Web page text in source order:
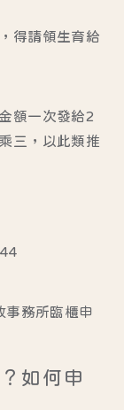
得請領生育給
額一次發給2
三，以此類推
事務所臨櫃申
如何申